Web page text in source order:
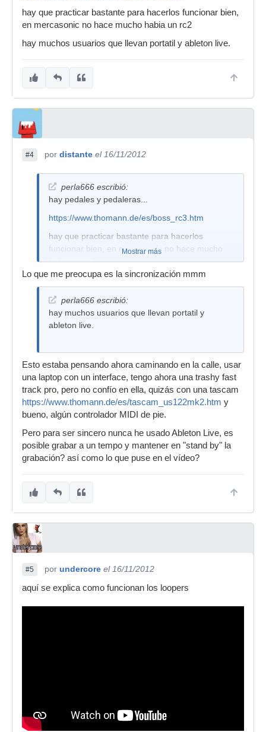
hay que practicar bastante para hacerlos funcionar bien,
en mercasonic no hace mucho habia un rc2
hay muchos usuarios que llevan portatil y ableton live.
#4 por distante el 16/11/2012
perla666 escribió:
hay pedales y pedaleras...
https://www.thomann.de/es/boss_rc3.htm
hay que practicar bastante para hacerlos
funcionar bien, en mercasonic no hace mucho
habia un rc2
Mostrar más
Lo que me preocupa es la sincronización mmm
perla666 escribió:
hay muchos usuarios que llevan portatil y
ableton live.
Esto estaba pensando ahora caminando en la calle, usar
una laptop con un interface, tengo ahora una trashy fast
track pro, pero no confío en ella, quizás con una tascam
https://www.thomann.de/es/tascam_us122mk2.htm y
bueno, algún controlador MIDI de pie.
Pero para ser sincero nunca he usado Ableton Live, es
posible grabar a un tempo y mantener en "stand by" la
grabación? así como lo que puse en el vídeo?
#5 por undercore el 16/11/2012
aquí se explica como funcionan los loopers